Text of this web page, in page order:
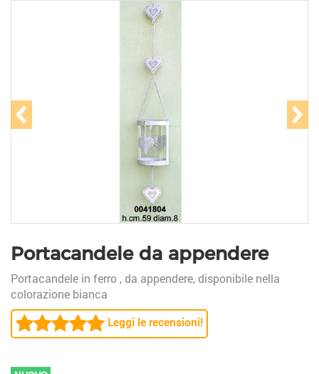
Portacandele da appendere
Portacandele in ferro , da appendere, disponibile nella
colorazione bianca
Leggi le recensioni!